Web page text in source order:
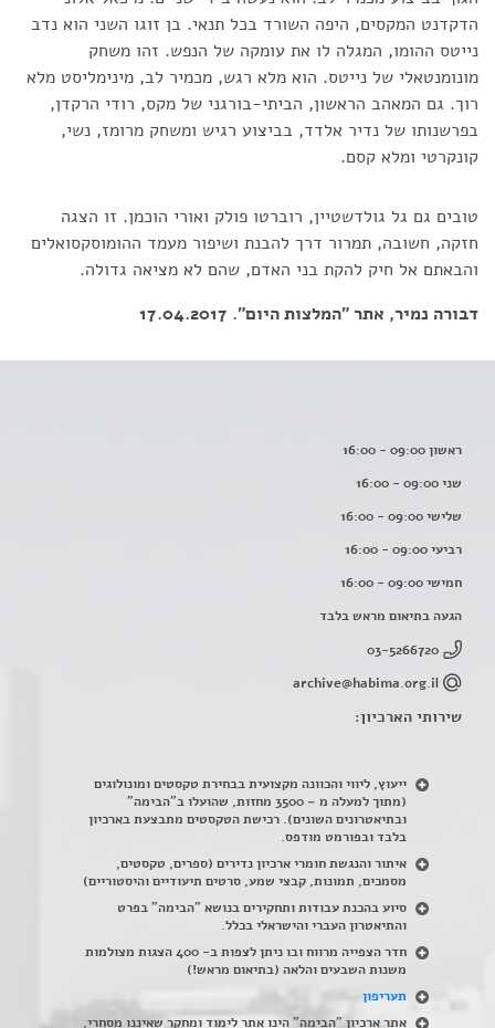
הדקדנט המקסים, היפה השורד בכל תנאי. בן זוגו השני הוא נדב
נייטס ההומו, המגלה לו את עומקה של הנפש. זהו משחק
מונומנטאלי של נייטס. הוא מלא רגש, מכמיר לב, מינימליסט מלא
רוך. גם המאהב הראשון, הביתי-בורגני של מקס, רודי הרקדן,
בפרשנותו של נדיר אלדד, בביצוע רגיש ומשחק מרומז, נשי,
קונקרטי ומלא קסם.
טובים גם גל גולדשטיין, רוברטו פולק ואורי הוכמן. זו הצגה
חזקה, חשובה, תמרור דרך להבנת ושיפור מעמד ההומוסקסואלים
והבאתם אל חיק להקת בני האדם, שהם לא מציאה גדולה.
דבורה נמיר, אתר "המלצות היום". 17.04.2017
ראשון 09:00 - 16:00
שני 09:00 - 16:00
שלישי 09:00 - 16:00
רביעי 09:00 - 16:00
חמישי 09:00 - 16:00
הגעה בתיאום מראש בלבד
03-5266720
archive@habima.org.il
שירותי הארכיון:
ייעוץ, ליווי והכוונה מקצועית בבחירת טקסטים ומונולוגים
(מתוך למעלה מ – 3500 מחזות, שהועלו ב"הבימה"
ובתיאטרונים השונים). רכישת הטקסטים מתבצעת בארכיון
בלבד ובפורמט מודפס.
איתור והנגשת חומרי ארכיון נדירים (ספרים, טקסטים,
מסמכים, תמונות, קבצי שמע, סרטים תיעודיים והיסטוריים)
סיוע בהכנת עבודות ותחקירים בנושא "הבימה" בפרט
והתיאטרון העברי והישראלי בכלל.
חדר הצפייה מרווח ובו ניתן לצפות ב- 400 הצגות מצולמות
משנות השבעים והלאה (בתיאום מראש!)
תעריפון
אתר ארכיון "הבימה" הינו אתר לימוד ומחקר שאיננו מסחרי,